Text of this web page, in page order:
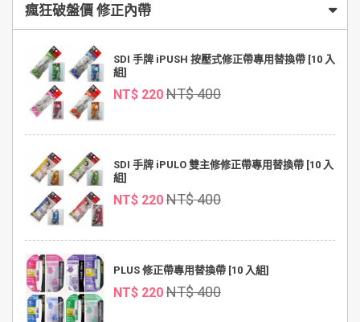
瘋狂破盤價 修正內帶
SDI 手牌 iPUSH 按壓式修正帶專用替換帶 [10 入
組]
NT$ 220 NT$ 400
SDI 手牌 iPULO 雙主修修正帶專用替換帶 [10 入
組]
NT$ 220 NT$ 400
PLUS 修正帶專用替換帶 [10 入組]
NT$ 220 NT$ 400